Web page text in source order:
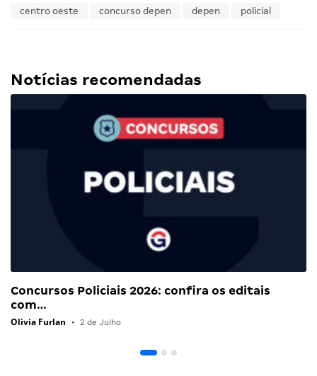
centro oeste concurso depen depen policial
Notícias recomendadas
Concursos Policiais 2026: confira os editais
com…
Olivia Furlan • 2 de Julho